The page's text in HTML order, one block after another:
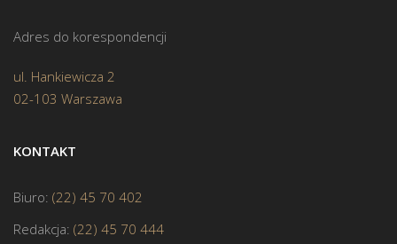
Adres do korespondencji
ul. Hankiewicza 2
02-103 Warszawa
KONTAKT
Biuro: (22) 45 70 402
Redakcja: (22) 45 70 444